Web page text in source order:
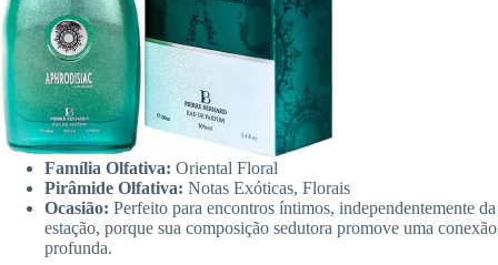
Família Olfativa: Oriental Floral
Pirâmide Olfativa: Notas Exóticas, Florais
Ocasião: Perfeito para encontros íntimos, independentemente da
estação, porque sua composição sedutora promove uma conexão
profunda.